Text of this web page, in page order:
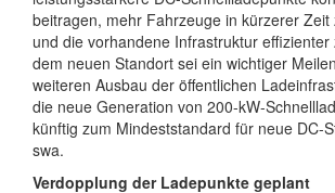
beitragen, mehr Fahr­zeuge in kürzerer Zeit
und die vorhandene Infra­struktur
dem neuen Standort sei ein wichtiger
weiteren Ausbau der öffentlichen
die neue Generation von 200-kW-
künftig zum Mindest­standard für neue DC-
swa.
Verdopplung der Ladepunkte geplant